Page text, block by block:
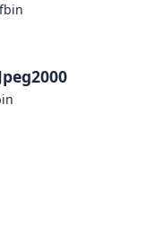
bin